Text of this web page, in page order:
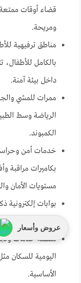
قضاء أوقات ممتعة
ومريحة.
مناطق ترفيهية
بالكامل للأطفال،
داخل بيئة آمنة.
ممرات للمشي
الرياضة وسط
الكمبوند.
خدمات أمن
مستويات الأمان
بوابات
الخصوصية
منطقة خدمات
اليومية للسكان
الأساسية.
عروض وأسعار